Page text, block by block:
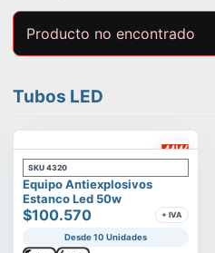
Producto no encontrado
Tubos LED
SKU 4320
Equipo Antiexplosivos
Estanco Led 50w
$100.570 + IVA
Desde 10 Unidades